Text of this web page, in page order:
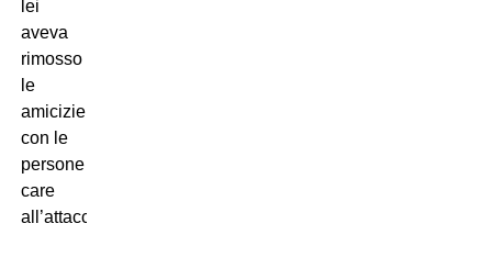
lei
aveva
rimosso
le
amicizie
con le
persone
care
all’attaccante.